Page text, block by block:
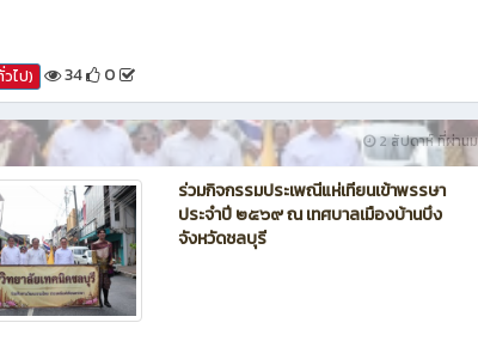
วไป) 34 0